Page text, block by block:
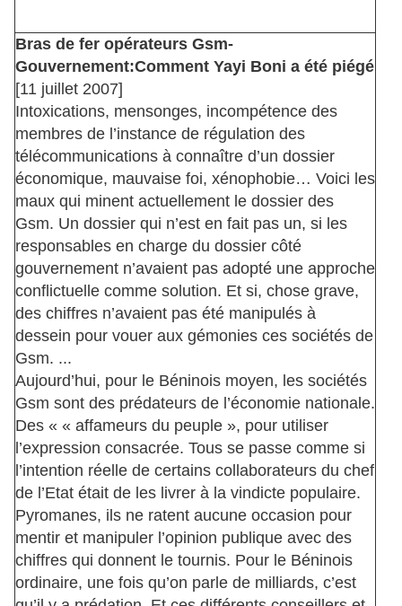
Bras de fer opérateurs Gsm-
Gouvernement:Comment Yayi Boni a été piégé
[11 juillet 2007]
Intoxications, mensonges, incompétence des
membres de l’instance de régulation des
télécommunications à connaître d’un dossier
économique, mauvaise foi, xénophobie… Voici les
maux qui minent actuellement le dossier des
Gsm. Un dossier qui n’est en fait pas un, si les
responsables en charge du dossier côté
gouvernement n’avaient pas adopté une approche
conflictuelle comme solution. Et si, chose grave,
des chiffres n’avaient pas été manipulés à
dessein pour vouer aux gémonies ces sociétés de
Gsm. ...
Aujourd’hui, pour le Béninois moyen, les sociétés
Gsm sont des prédateurs de l’économie nationale.
Des « « affameurs du peuple », pour utiliser
l’expression consacrée. Tous se passe comme si
l’intention réelle de certains collaborateurs du chef
de l’Etat était de les livrer à la vindicte populaire.
Pyromanes, ils ne ratent aucune occasion pour
mentir et manipuler l’opinion publique avec des
chiffres qui donnent le tournis. Pour le Béninois
ordinaire, une fois qu’on parle de milliards, c’est